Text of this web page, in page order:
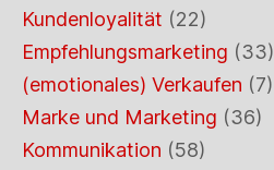
Kundenloyalität (22)
Empfehlungsmarketing (33)
(emotionales) Verkaufen (7)
Marke und Marketing (36)
Kommunikation (58)